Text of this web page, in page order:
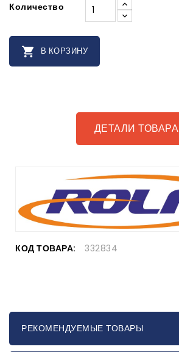
Количество
 В КОРЗИНУ
ДЕТАЛИ ТОВАРА
КОД ТОВАРА: 332834
РЕКОМЕНДУЕМЫЕ ТОВАРЫ